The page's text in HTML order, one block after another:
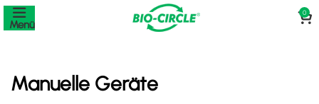
Menü
0
Manuelle Geräte